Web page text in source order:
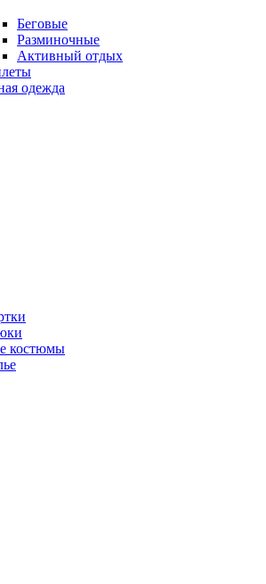
Беговые
Разминочные
Активный отдых
одежда
костюмы